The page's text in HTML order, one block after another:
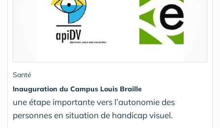
Santé
Inauguration du Campus Louis Braille
une étape importante vers l’autonomie des
personnes en situation de handicap visuel.